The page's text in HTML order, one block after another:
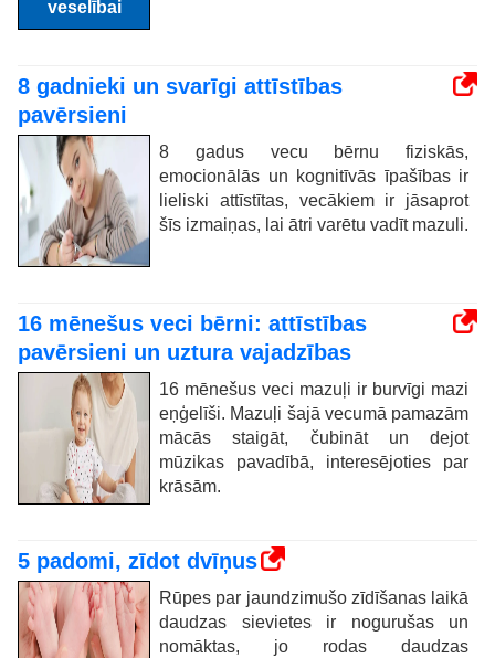
8 gadnieki un svarīgi attīstības
pavērsieni
8 gadus vecu bērnu fiziskās,
emocionālās un kognitīvās īpašības ir
lieliski attīstītas, vecākiem ir jāsaprot
šīs izmaiņas, lai ātri varētu vadīt mazuli.
16 mēnešus veci bērni: attīstības
pavērsieni un uztura vajadzības
16 mēnešus veci mazuļi ir burvīgi mazi
eņģelīši. Mazuļi šajā vecumā pamazām
mācās staigāt, čubināt un dejot
mūzikas pavadībā, interesējoties par
krāsām.
5 padomi, zīdot dvīņus
Rūpes par jaundzimušo zīdīšanas laikā
daudzas sievietes ir nogurušas un
nomāktas, jo rodas daudzas